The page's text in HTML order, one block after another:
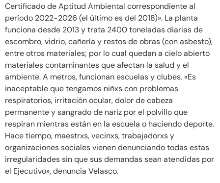
Certificado de Aptitud Ambiental correspondiente al
período 2022-2026 (el último es del 2018)». La planta
funciona desde 2013 y trata 2400 toneladas diarias de
escombro, vidrio, cañería y restos de obras (con asbesto),
entre otros materiales; por lo cual quedan a cielo abierto
materiales contaminantes que afectan la salud y el
ambiente. A metros, funcionan escuelas y clubes. «Es
inaceptable que tengamos niñxs con problemas
respiratorios, irritación ocular, dolor de cabeza
permanente y sangrado de nariz por el polvillo que
respiran mientras están en la escuela o haciendo deporte.
Hace tiempo, maestrxs, vecinxs, trabajadorxs y
organizaciones sociales vienen denunciando todas estas
irregularidades sin que sus demandas sean atendidas por
el Ejecutivo», denuncia Velasco.